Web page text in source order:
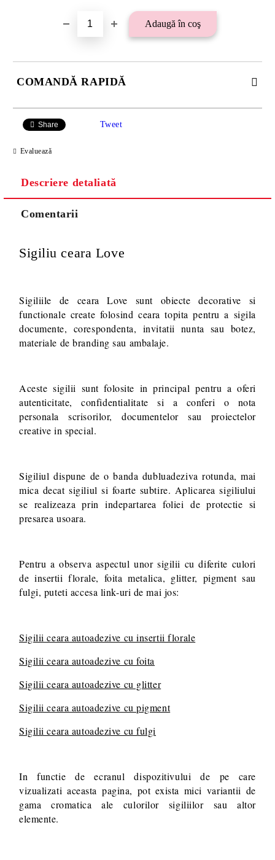
COMANDĂ RAPIDĂ
SAU 15 LEI TAXA TRANSPORT PENTRU PLATA CU
Va multumim! Veti fi contactat pentru stabilirea eventualelor detalii
suplimentare necesare procesarii comenzii dumneavoastra.
Share Tweet
Evaluează
Descriere detaliată
Comentarii
Sigiliu ceara Love
Sigiliile de ceara Love sunt obiecte decorative si
functionale create folosind ceara topita pentru a sigila
documente, corespondenta, invitatii nunta sau botez,
materiale de branding sau ambalaje.
Aceste sigilii sunt folosite in principal pentru a oferi
autenticitate, confidentialitate si a conferi o nota
personala scrisorilor, documentelor sau proiectelor
creative in special.
Sigiliul dispune de o banda dubluadeziva rotunda, mai
mica decat sigiliul si foarte subtire. Aplicarea sigiliului
se realizeaza prin indepartarea foliei de protectie si
presarea usoara.
Pentru a observa aspectul unor sigilii cu diferite culori
de insertii florale, foita metalica, glitter, pigment sau
fulgi, puteti accesa link-uri de mai jos:
Sigilii ceara autoadezive cu insertii florale
Sigilii ceara autoadezive cu foita
Sigilii ceara autoadezive cu glitter
Sigilii ceara autoadezive cu pigment
Sigilii ceara autoadezive cu fulgi
In functie de ecranul dispozitivului de pe care
vizualizati aceasta pagina, pot exista mici variantii de
gama cromatica ale culorilor sigiliilor sau altor
elemente.